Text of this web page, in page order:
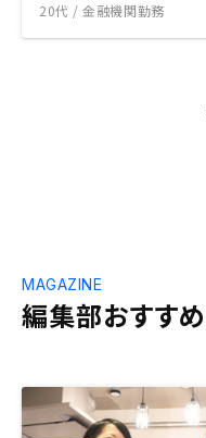
20代 / 金融機関勤務
編集部おすす
MAGAZINE